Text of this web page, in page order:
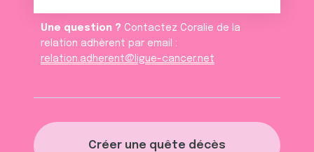
Créer une quête décès
Une question ? Contactez Coralie de la
relation adhèrent par email :
relation.adherent@ligue-cancer.net